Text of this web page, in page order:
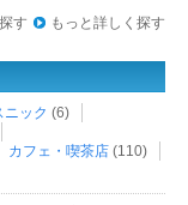
もっと詳しく探す
す
ニック (6)
カフェ・喫茶店 (110)